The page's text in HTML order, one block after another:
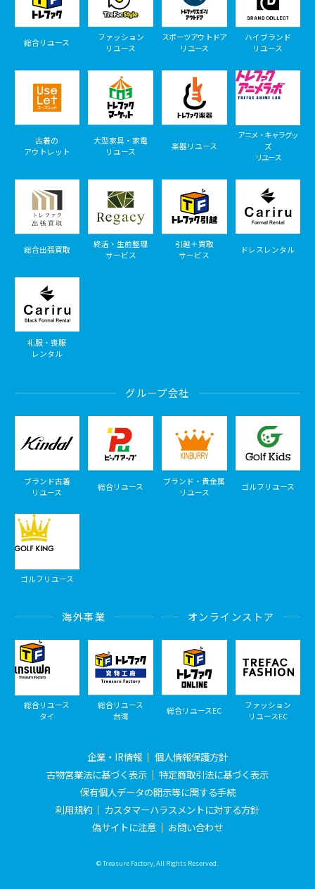
総合リユース
ファッション
リユース
スポーツアウトドア
リユース
ハイブランド
リユース
古着の
アウトレット
大型家具・家電
リユース
楽器リユース
アニメ・キャラグッ
ズ
リユース
総合出張買取
終活・生前整理
サービス
引越＋買取
サービス
ドレスレンタル
礼服・喪服
レンタル
グループ会社
ブランド古着
リユース
総合リユース
ブランド・貴金属
リユース
ゴルフリユース
ゴルフリユース
海外事業
総合リユース
タイ
総合リユース
台湾
オンラインストア
総合リユースEC
ファッション
リユースEC
企業・IR情報
個人情報保護方針
古物営業法に基づく表示
特定商取引法に基づく表示
保有個人データの開示等に関する手続
利用規約
カスタマーハラスメントに対する方針
偽サイトに注意
お問い合わせ
© Treasure Factory, All Rights Reserved.